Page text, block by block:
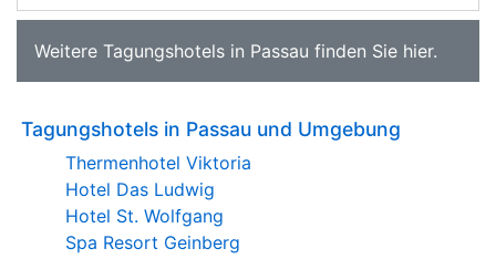
Weitere Tagungshotels in Passau finden Sie hier.
Tagungshotels in Passau und Umgebung
Thermenhotel Viktoria
Hotel Das Ludwig
Hotel St. Wolfgang
Spa Resort Geinberg